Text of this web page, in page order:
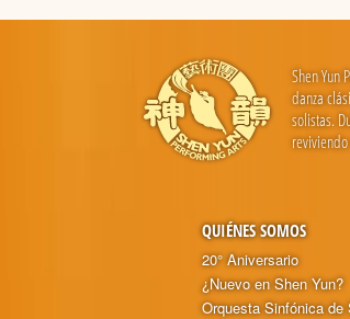
Shen Yun
danza
solistas.
QUIÉNES SOMOS
20° Aniversario
¿Nuevo en Shen Yun?
Orquesta Sinfónica de